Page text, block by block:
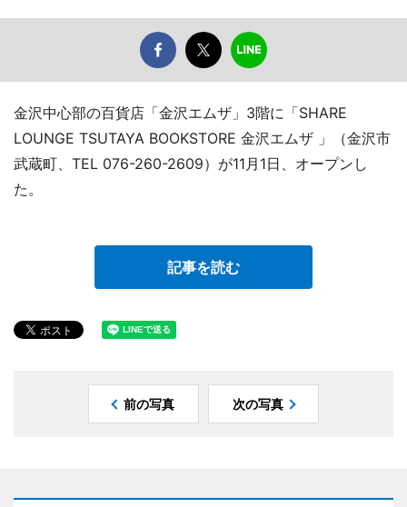
金沢中心部の百貨店「金沢エムザ」3階に「SHARE
LOUNGE TSUTAYA BOOKSTORE 金沢エムザ 」（金沢市
武蔵町、TEL 076-260-2609）が11月1日、オープンし
た。
記事を読む
前の写真 次の写真